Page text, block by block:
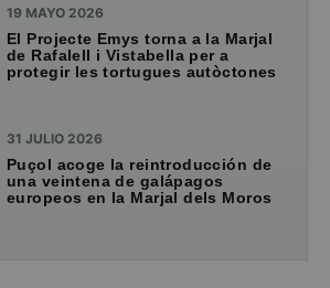
19 MAYO 2026
El Projecte Emys torna a la Marjal
de Rafalell i Vistabella per a
protegir les tortugues autòctones
31 JULIO 2026
Puçol acoge la reintroducción de
una veintena de galápagos
europeos en la Marjal dels Moros